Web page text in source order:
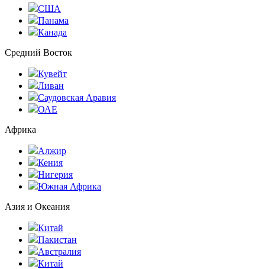
США
Панама
Канада
Средний Восток
Кувейт
Ливан
Саудовская Аравия
ОАЕ
Африка
Алжир
Кения
Нигерия
Южная Африка
Азия и Океания
Китай
Пакистан
Австралия
Китай